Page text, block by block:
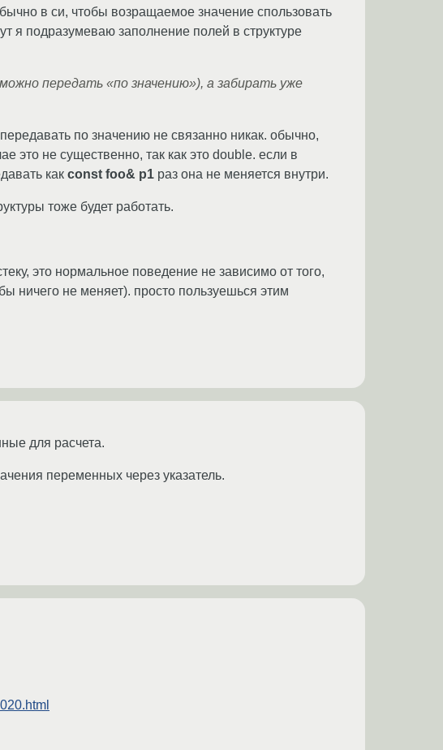
в си, чтобы возращаемое значение спользовать
я подразумеваю заполнение полей в структуре
передать «по значению»), а забирать уже
по значению не связанно никак. обычно,
это не существенно, так как это double. если в
как const foo& p1 раз она не меняется внутри.
тоже будет работать.
это нормальное поведение не зависимо от того,
ничего не меняет). просто пользуешься этим
для расчета.
переменных через указатель.